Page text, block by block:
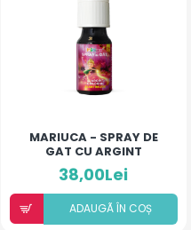
MARIUCA - SPRAY DE
GAT CU ARGINT
COLOIDAL SI
ANTIBIOTIC - COMPLEX
- 10 ML
38,00Lei
ADAUGÃ ÎN COȘ